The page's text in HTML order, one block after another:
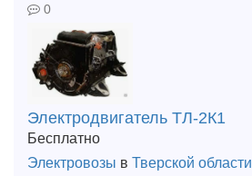
0
Электродвигатель ТЛ-2К1
Бесплатно
Электровозы в Тверской области